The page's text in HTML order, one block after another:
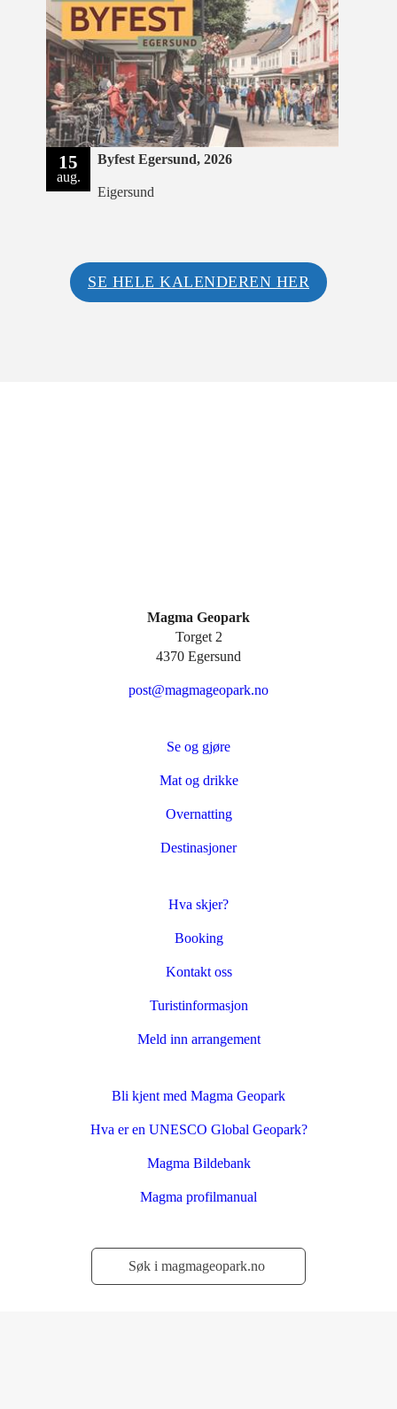
15
aug.
Byfest Egersund, 2026
Eigersund
SE HELE KALENDEREN HER
Magma Geopark
Torget 2
4370 Egersund
post@magmageopark.no
Se og gjøre
Mat og drikke
Overnatting
Destinasjoner
Hva skjer?
Booking
Kontakt oss
Turistinformasjon
Meld inn arrangement
Bli kjent med Magma Geopark
Hva er en UNESCO Global Geopark?
Magma Bildebank
Magma profilmanual
Søk